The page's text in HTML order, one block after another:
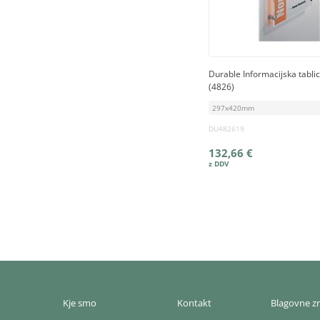
Durable Informacijska
(4826)
297x420mm
DU482619
132,66 €
Kje smo Kontakt Blagovne